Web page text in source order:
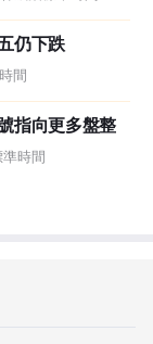
仍下跌
間
指向更多盤整
時間